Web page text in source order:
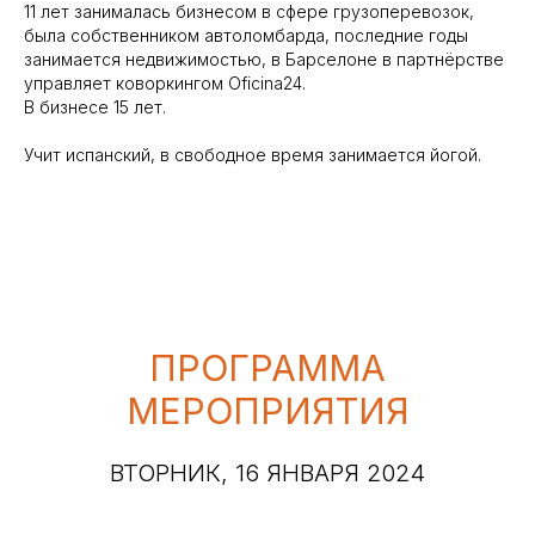
11 лет занималась бизнесом в сфере грузоперевозок,
была собственником автоломбарда, последние годы
занимается недвижимостью, в Барселоне в партнёрстве
управляет коворкингом Oficina24.
В бизнесе 15 лет.
Учит испанский, в свободное время занимается йогой.
ПРОГРАММА
МЕРОПРИЯТИЯ
ВТОРНИК, 16 ЯНВАРЯ 2024